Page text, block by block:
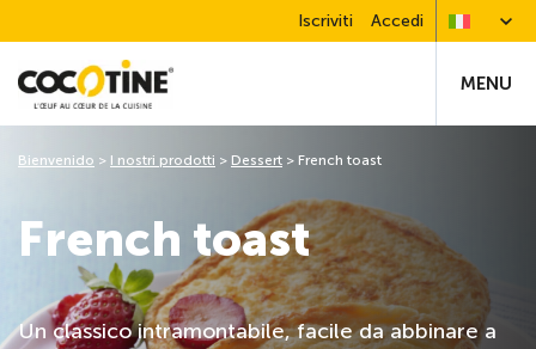
Iscriviti Accedi
MENU
French toast
Un classico intramontabile, facile da abbinare a
Bienvenido > I nostri prodotti > Dessert > French toast